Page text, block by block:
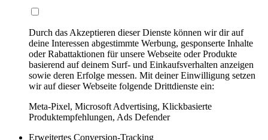
Durch das Akzeptieren dieser Dienste können wir dir auf
deine Interessen abgestimmte Werbung, gesponserte Inhalte
oder Rabattaktionen für unsere Webseite oder Produkte
basierend auf deinem Surf- und Einkaufsverhalten anzeigen
sowie deren Erfolge messen. Mit deiner Einwilligung setzen
wir auf dieser Webseite folgende Drittdienste ein:
Meta-Pixel, Microsoft Advertising, Klickbasierte
Produktempfehlungen, Ads Defender
Erweitertes Conversion-Tracking